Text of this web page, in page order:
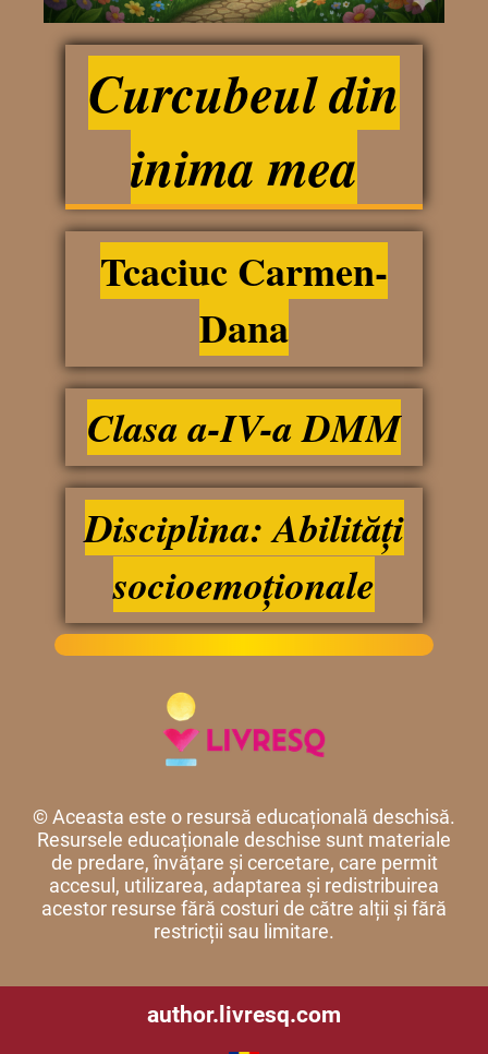
Curcubeul din
inima mea
Tcaciuc Carmen-
Dana
Clasa a-IV-a DMM
Disciplina: Abilități
socioemoționale
© Aceasta este o resursă educațională deschisă.
Resursele educaționale deschise sunt materiale
de predare, învățare și cercetare, care permit
accesul, utilizarea, adaptarea și redistribuirea
acestor resurse fără costuri de către alții și fără
restricții sau limitare.
author.livresq.com